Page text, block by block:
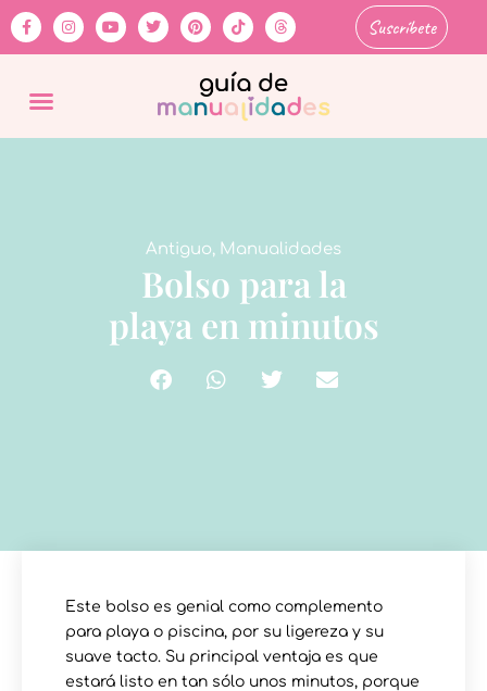
Suscríbete
Antiguo, Manualidades
Bolso para la
playa en minutos
Este bolso es genial como complemento
para playa o piscina, por su ligereza y su
suave tacto. Su principal ventaja es que
estará listo en tan sólo unos minutos, porque